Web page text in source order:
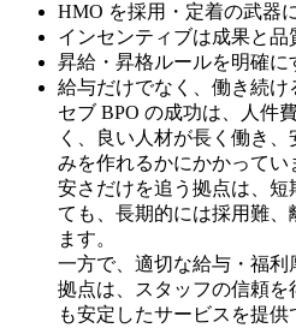
HMO を採用・定着の武器
インセンティブは成果と品
昇給・昇格ルールを明確に
給与だけでなく、働き続け
セブ BPO の成功は、人件
く、良い人材が長く働き
みを作れるかにかかってい
安さだけを追う拠点は、
ても、長期的には採用難
ます。
一方で、適切な給与・福
拠点は、スタッフの信頼
も安定したサービスを提供